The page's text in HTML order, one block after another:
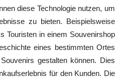
diese Technologie nutzen, um
zu bieten. Beispielsweise
Touristen in einem Souvenirshop
eines bestimmten Ortes
gestalten können. Dies
für den Kunden. Die